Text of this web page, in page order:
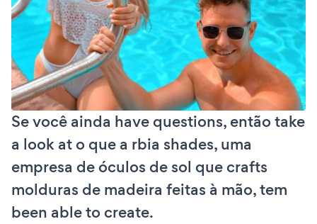
Se você ainda have questions, então take
a look at o que a rbia shades, uma
empresa de óculos de sol que crafts
molduras de madeira feitas à mão, tem
been able to create.